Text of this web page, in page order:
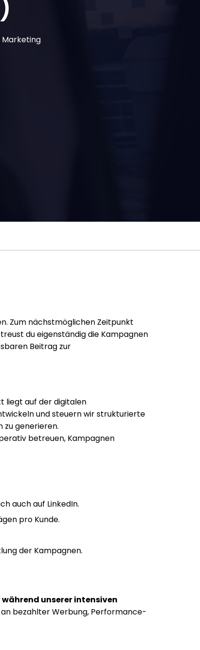
Zum nächstmöglichen Zeitpunkt
du eigenständig die Kampagnen
Beitrag zur
liegt auf der digitalen
und steuern wir strukturierte
zu generieren.
betreuen, Kampagnen
auch auf LinkedIn.
pro Kunde.
der Kampagnen.
unserer intensiven
bezahlter Werbung, Performance-